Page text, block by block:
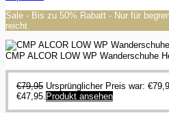
Sale - Bis zu 50% Rabatt - Nur für
reicht
CMP ALCOR LOW WP Wanderschuhe
€79,95 Ursprünglicher Preis war:
€47,95. Produkt ansehen